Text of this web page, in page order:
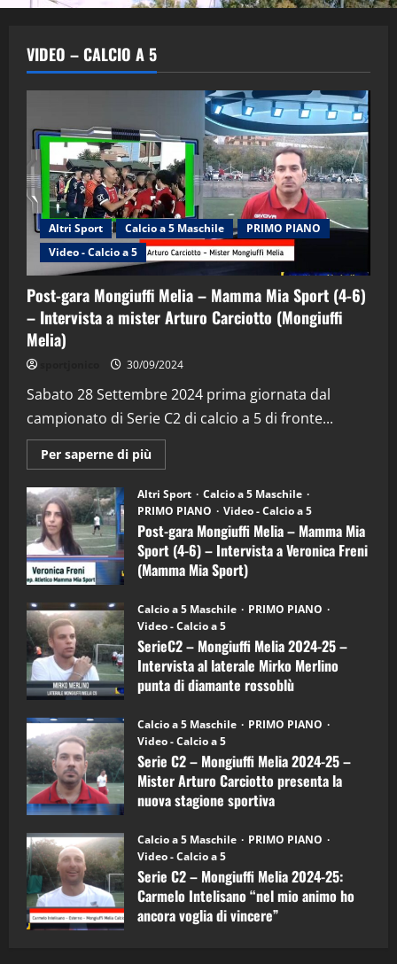
VIDEO – CALCIO A 5
Altri Sport Calcio a 5 Maschile
PRIMO PIANO
Video - Calcio a 5
Post-gara Mongiuffi Melia – Mamma Mia Sport (4-6)
– Intervista a mister Arturo Carciotto (Mongiuffi
Melia)
30/09/2024
Sabato 28 Settembre 2024 prima giornata dal
campionato di Serie C2 di calcio a 5 di fronte...
Per saperne di più
informazioni
Post-
gara
Mongiuffi
Melia
–
Mamma
Mia
Sport
6)
–
Intervista
a
mister
Arturo
Carciotto
(Mongiuffi
Altri Sport
Calcio a 5 Maschile
PRIMO PIANO
Video - Calcio a 5
Post-gara Mongiuffi Melia – Mamma Mia
Sport (4-6) – Intervista a Veronica Freni
(Mamma Mia Sport)
Calcio a 5 Maschile
PRIMO PIANO
Video - Calcio a 5
SerieC2 – Mongiuffi Melia 2024-25 –
Intervista al laterale Mirko Merlino
punta di diamante rossoblù
Calcio a 5 Maschile
PRIMO PIANO
Video - Calcio a 5
Serie C2 – Mongiuffi Melia 2024-25 –
Mister Arturo Carciotto presenta la
nuova stagione sportiva
Calcio a 5 Maschile
PRIMO PIANO
Video - Calcio a 5
Serie C2 – Mongiuffi Melia 2024-25:
Carmelo Intelisano “nel mio animo ho
ancora voglia di vincere”
2
“SportEmpire” in Podcast: 29^ Puntata
(Martedi 28 Aprile 2026)
28/04/2026
3
"SportEmpire" in Podcast
“SportEmpire” in Podcast: 28^ Puntata
(Martedi 21 Aprile 2026)
21/04/2026
4
“SportEmpire” in Podcast: 27^ Puntata
(Martedi 14 Aprile 2026)
15/04/2026
5
“SportEmpire” in Podcast: 26^ Puntata
(Martedi 07 Aprile 2026)
08/04/2026
1
“SportEmpire” in Podcast: 30^ Puntata
(Martedi 05 Maggio 2026)
08/05/2026